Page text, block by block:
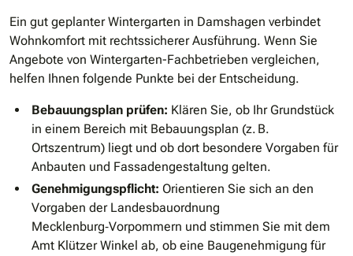
Ein gut geplanter Wintergarten in Damshagen verbindet
Wohnkomfort mit rechtssicherer Ausführung. Wenn Sie
Angebote von Wintergarten-Fachbetrieben vergleichen,
helfen Ihnen folgende Punkte bei der Entscheidung.
Bebauungsplan prüfen: Klären Sie, ob Ihr Grundstück
in einem Bereich mit Bebauungsplan (z. B.
Ortszentrum) liegt und ob dort besondere Vorgaben für
Anbauten und Fassadengestaltung gelten.
Genehmigungspflicht: Orientieren Sie sich an den
Vorgaben der Landesbauordnung
Mecklenburg‑Vorpommern und stimmen Sie mit dem
Amt Klützer Winkel ab, ob eine Baugenehmigung für